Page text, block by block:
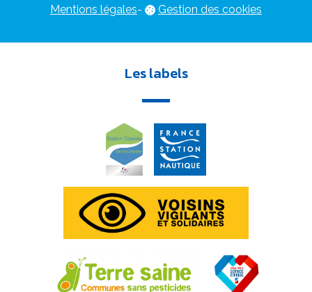
Mentions légales- Gestion des cookies
Les labels